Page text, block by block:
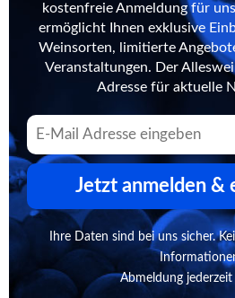
kostenfreie Anmeldung für
ermöglicht Ihnen exklusive
Weinsorten, limitierte
Veranstaltungen. Der
Adresse für aktuelle
Jetzt anmelden &
Ihre Daten sind bei uns sicher.
Abmeldung